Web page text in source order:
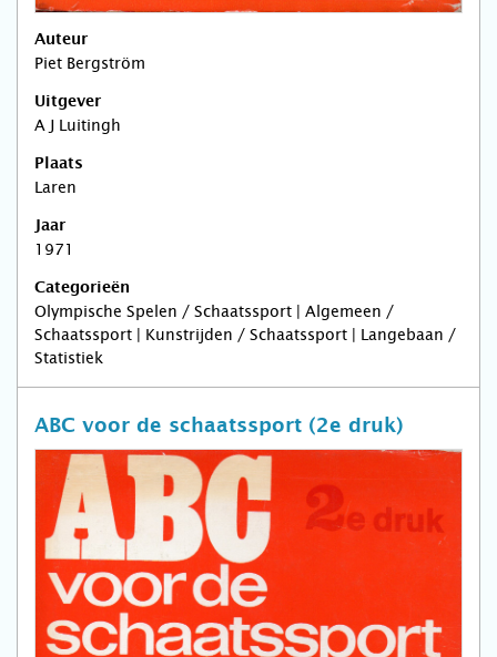
Auteur
Piet Bergström
Uitgever
A J Luitingh
Plaats
Laren
Jaar
1971
Categorieën
Olympische Spelen / Schaatssport | Algemeen /
Schaatssport | Kunstrijden / Schaatssport | Langebaan /
Statistiek
ABC voor de schaatssport (2e druk)